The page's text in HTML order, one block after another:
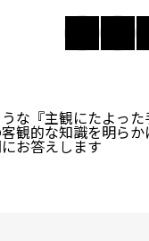
な『主観にたよっ
観的な知識を明ら
お答えします